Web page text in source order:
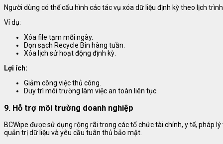
Người dùng có thể cấu hình các tác vụ xóa dữ liệu định kỳ theo lịch
Ví dụ:
Xóa file tạm mỗi ngày.
Dọn sạch Recycle Bin hàng tuần.
Xóa lịch sử hoạt động định kỳ.
Lợi ích:
Giảm công việc thủ công.
Duy trì môi trường làm việc an toàn liên tục.
9. Hỗ trợ môi trường doanh nghiệp
BCWipe được sử dụng rộng rãi trong các tổ chức tài chính, y tế, pháp
quản trị dữ liệu và yêu cầu tuân thủ bảo mật.